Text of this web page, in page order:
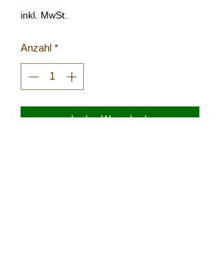
inkl. MwSt.
Anzahl *
In den Warenkorb